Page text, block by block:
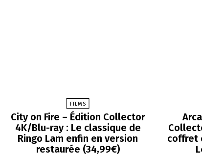
FILMS
City on Fire – Édition Collector
4K/Blu-ray : Le classique de
Ringo Lam enfin en version
restaurée (34,99€)
coffret